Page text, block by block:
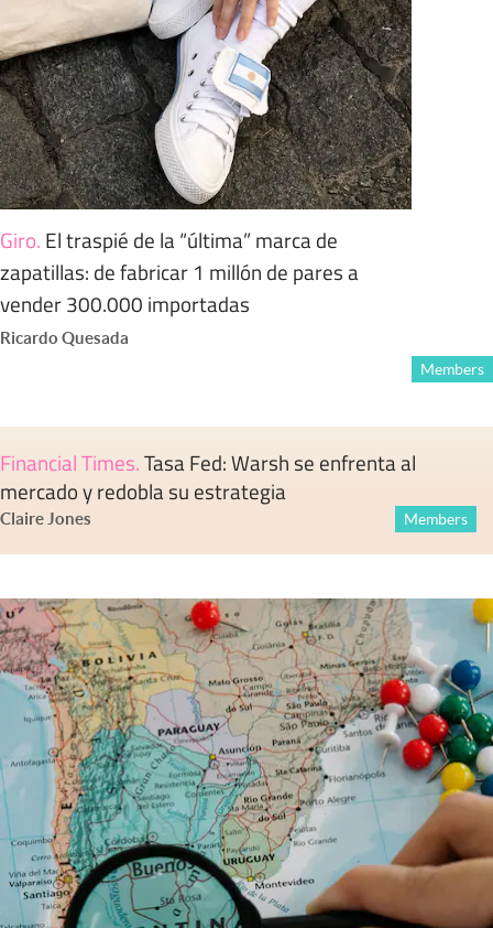
Giro. El traspié de la “última” marca de
zapatillas: de fabricar 1 millón de pares a
vender 300.000 importadas
Ricardo Quesada
Members
Financial Times.Tasa Fed: Warsh se enfrenta al
mercado y redobla su estrategia
Claire Jones Members